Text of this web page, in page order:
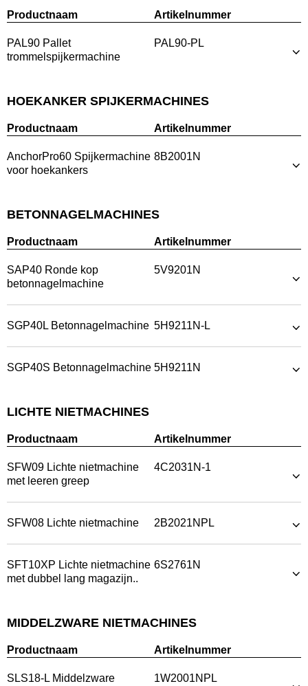
Productnaam Artikelnummer
PAL90 Pallet
trommelspijkermachine
PAL90-PL
HOEKANKER SPIJKERMACHINES
Productnaam Artikelnummer
AnchorPro60 Spijkermachine
voor hoekankers
8B2001N
BETONNAGELMACHINES
Productnaam Artikelnummer
SAP40 Ronde kop
betonnagelmachine
5V9201N
SGP40L Betonnagelmachine 5H9211N-L
SGP40S Betonnagelmachine 5H9211N
LICHTE NIETMACHINES
Productnaam Artikelnummer
SFW09 Lichte nietmachine
met leeren greep
4C2031N-1
SFW08 Lichte nietmachine 2B2021NPL
SFT10XP Lichte nietmachine
met dubbel lang magazijn..
6S2761N
MIDDELZWARE NIETMACHINES
Productnaam Artikelnummer
SLS18-L Middelzware
1W2001NPL